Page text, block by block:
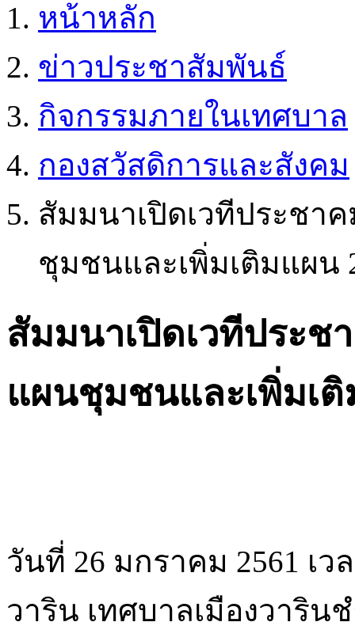
หน้าหลัก
ข่าวประชาสัมพันธ์
กิจกรรมภายในเทศบาล
กองสวัสดิการและสังคม
สัมมนาเปิดเวทีประช
ชุมชนและเพิ่มเติมแผน
สัมมนาเปิดเวทีประ
แผนชุมชนและเพิ่มเติ
วันที่ 26 มกราคม 2561 เ
วาริน เทศบาลเมืองวาริน